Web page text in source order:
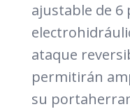
ajustable de 6
ataque
permitirán
su